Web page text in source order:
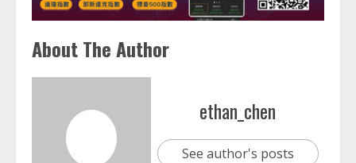
About The Author
ethan_chen
See author's posts